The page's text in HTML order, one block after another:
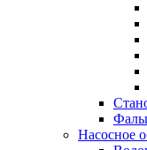
Насосное